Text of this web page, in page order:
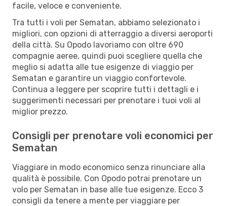
facile, veloce e conveniente.
Tra tutti i voli per Sematan, abbiamo selezionato i
migliori, con opzioni di atterraggio a diversi aeroporti
della città. Su Opodo lavoriamo con oltre 690
compagnie aeree, quindi puoi scegliere quella che
meglio si adatta alle tue esigenze di viaggio per
Sematan e garantire un viaggio confortevole.
Continua a leggere per scoprire tutti i dettagli e i
suggerimenti necessari per prenotare i tuoi voli al
miglior prezzo.
Consigli per prenotare voli economici per
Sematan
Viaggiare in modo economico senza rinunciare alla
qualità è possibile. Con Opodo potrai prenotare un
volo per Sematan in base alle tue esigenze. Ecco 3
consigli da tenere a mente per viaggiare per